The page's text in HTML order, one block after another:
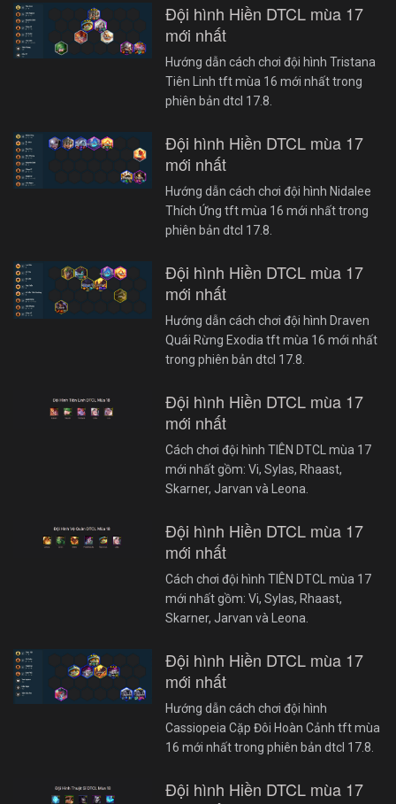
Đội hình Hiền DTCL mùa 17
mới nhất
Hướng dẫn cách chơi đội hình Tristana
Tiên Linh tft mùa 16 mới nhất trong
phiên bản dtcl 17.8.
Đội hình Hiền DTCL mùa 17
mới nhất
Hướng dẫn cách chơi đội hình Nidalee
Thích Ứng tft mùa 16 mới nhất trong
phiên bản dtcl 17.8.
Đội hình Hiền DTCL mùa 17
mới nhất
Hướng dẫn cách chơi đội hình Draven
Quái Rừng Exodia tft mùa 16 mới nhất
trong phiên bản dtcl 17.8.
Đội hình Hiền DTCL mùa 17
mới nhất
Cách chơi đội hình TIÊN DTCL mùa 17
mới nhất gồm: Vi, Sylas, Rhaast,
Skarner, Jarvan và Leona.
Đội hình Hiền DTCL mùa 17
mới nhất
Cách chơi đội hình TIÊN DTCL mùa 17
mới nhất gồm: Vi, Sylas, Rhaast,
Skarner, Jarvan và Leona.
Đội hình Hiền DTCL mùa 17
mới nhất
Hướng dẫn cách chơi đội hình
Cassiopeia Cặp Đôi Hoàn Cảnh tft mùa
16 mới nhất trong phiên bản dtcl 17.8.
Đội hình Hiền DTCL mùa 17